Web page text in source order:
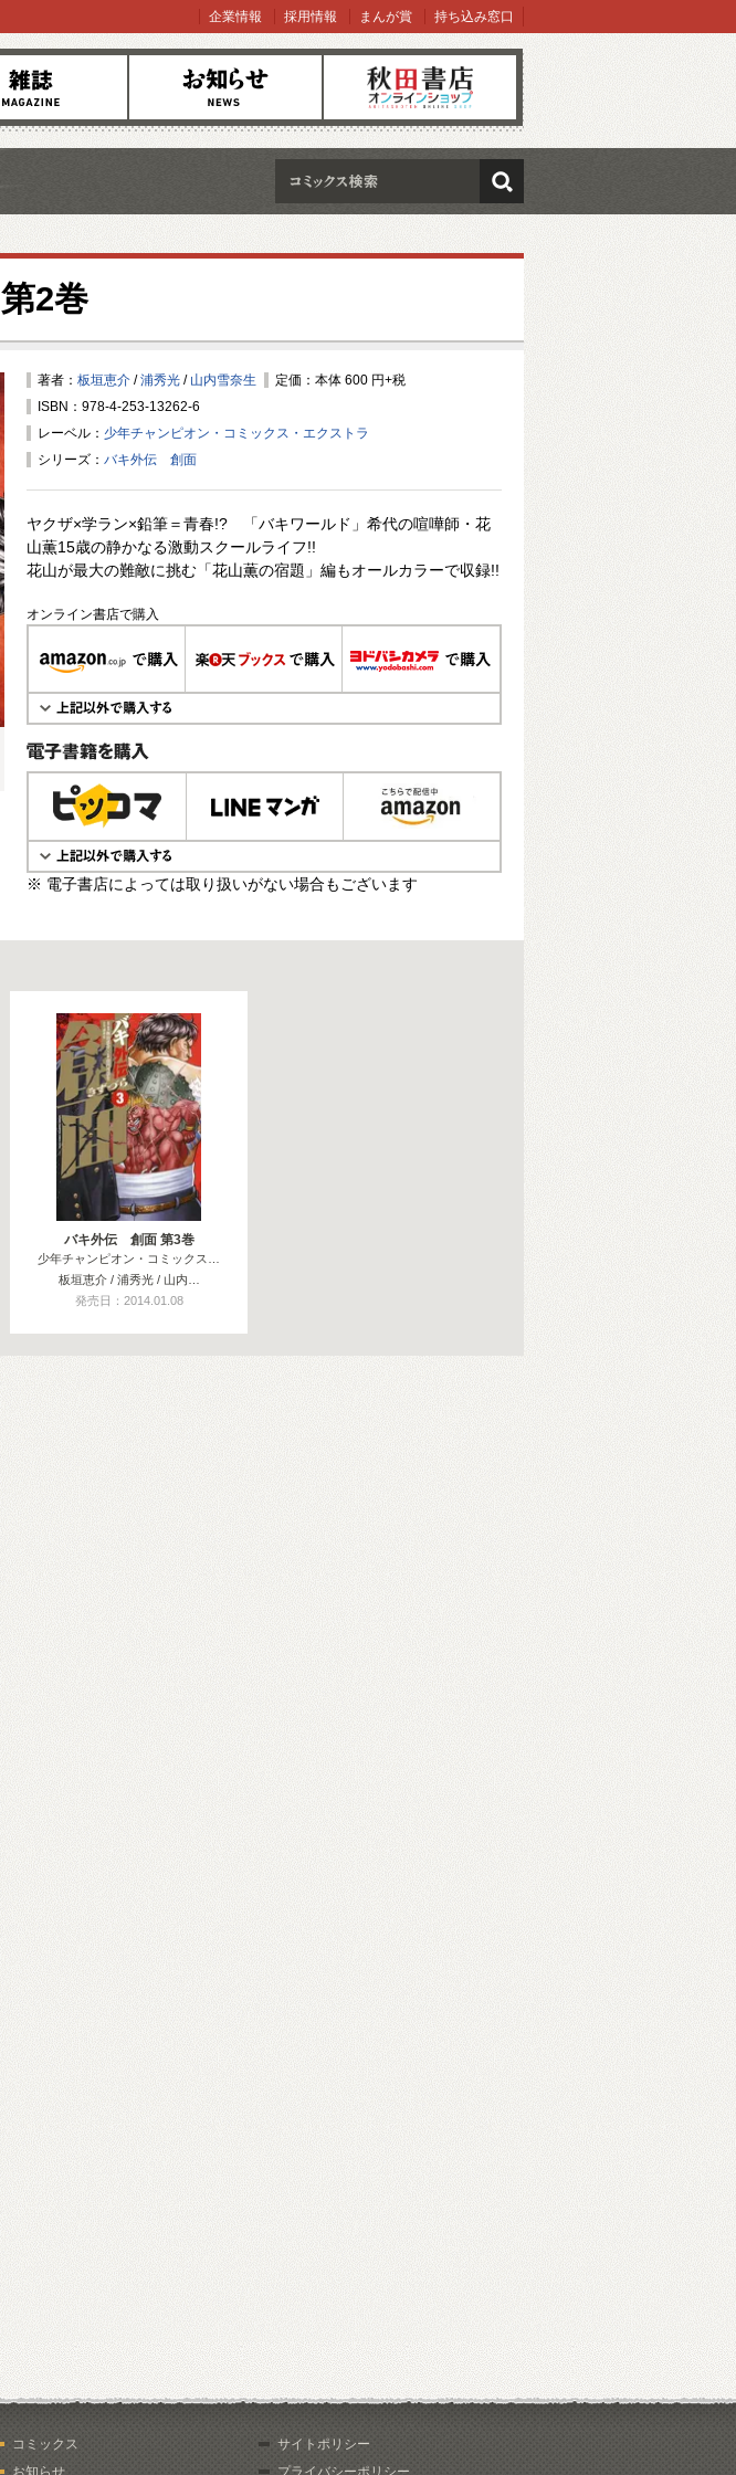
お知らせ オンラインショップ
企業情報 採用情報 まんが賞 持ち込み窓口
検索
第2巻
著者： 板垣恵介 /浦秀光 / 山内雪奈生
定価：本体 600 円+税
ISBN：978-4-253-13262-6
レーベル： 少年チャンピオン・コミックス・エクストラ
シリーズ： バキ外伝 創面
ヤクザ×学ラン×鉛筆＝青春!? 「バキワールド」希代の喧嘩師・花
山薫15歳の静かなる激動スクールライフ!!
花山が最大の難敵に挑む「花山薫の宿題」編もオールカラーで収録!!
オンライン書店で購入
電子書籍で購入
※ 電子書店によっては取り扱いがない場合もございます
バキ外伝 創面 第3巻
少年チャンピオン・コミックス…
板垣恵介 / 浦秀光 / 山内…
発売日：2014.01.08
コミックス
お知らせ
サイトポリシー
プライバシーポリシー